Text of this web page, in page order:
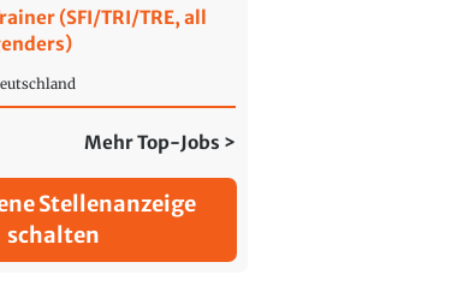
(SFI/TRI/TRE, all
Mehr Top-Jobs >
Stellenanzeige
schalten